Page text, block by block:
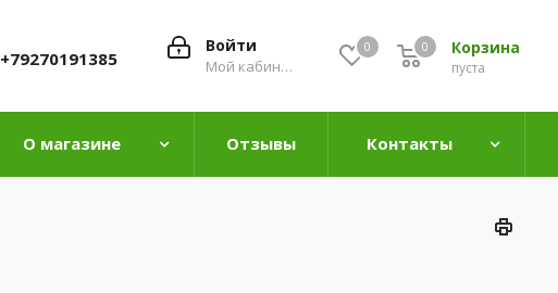
0 Корзина
0
пуста
0
Войти
Мой кабинет
+79270191385
О магазине Отзывы Контакты